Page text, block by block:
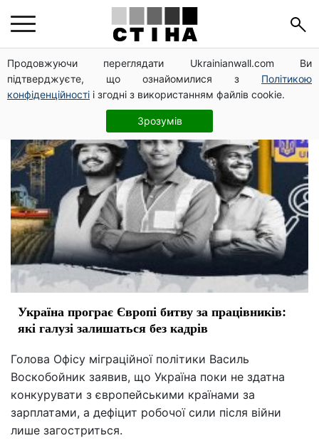
Продовжуючи переглядати Ukrainianwall.com Ви
підтверджуєте, що ознайомилися з Політикою
конфіденційності і згодні з використанням файлів cookie.
Зрозумів
трудовая миграция
Україна програє Європі битву за працівників:
які галузі залишаться без кадрів
Голова Офісу міграційної політики Василь
Воскобойник заявив, що Україна поки не здатна
конкурувати з європейськими країнами за
зарплатами, а дефіцит робочої сили після війни
лише загостриться.